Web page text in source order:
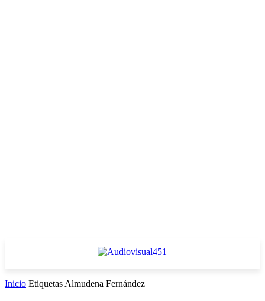
Inicio Etiquetas Almudena Fernández